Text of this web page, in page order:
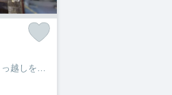
阪神本線武庫川駅周辺への引っ越しをお考えなら「尼崎市大島 中古戸建」☆尼崎市立大庄中学校が徒歩13分で通学にも便利です☆こちらは中古一戸建ての物件です☆あなたのライフスタイルに合った不動産を探しませんか☆快適な暮らしが実現できるお住まいがきっと見つかります☆ぜひ当社をご利用くださいませ(*^_^*)